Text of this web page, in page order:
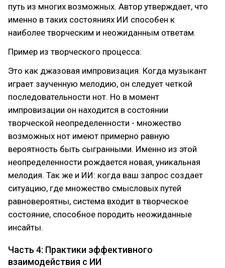
путь из многих возможных. Автор утверждает, что
именно в таких состояниях ИИ способен к
наиболее творческим и неожиданным ответам.
Пример из творческого процесса:
Это как джазовая импровизация. Когда музыкант
играет заученную мелодию, он следует четкой
последовательности нот. Но в момент
импровизации он находится в состоянии
творческой неопределенности - множество
возможных нот имеют примерно равную
вероятность быть сыгранными. Именно из этой
неопределенности рождается новая, уникальная
мелодия. Так же и ИИ: когда ваш запрос создает
ситуацию, где множество смысловых путей
равновероятны, система входит в творческое
состояние, способное породить неожиданные
инсайты.
Часть 4: Практики эффективного
взаимодействия с ИИ